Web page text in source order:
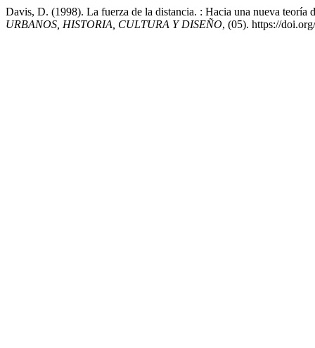
Davis, D. (1998). La fuerza de la distancia. : Hacia una nueva
URBANOS, HISTORIA, CULTURA Y DISEÑO, (05). https://